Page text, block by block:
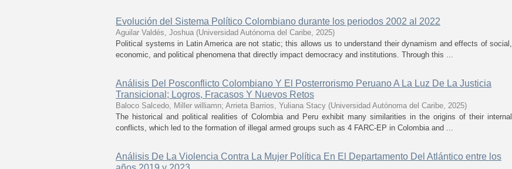
Evolución del Sistema Político Colombiano durante los periodos 2002 al 2022
Aguilar Valdés, Joshua (Universidad Autónoma del Caribe, 2025)
Political systems in Latin America are not static; this allows us to understand their dynamism and effects of social,
economic, and political phenomena that directly impact democracy and institutions. Through this ...
Análisis Del Posconflicto Colombiano Y El Posterrorismo Peruano A La Luz De La Justicia
Transicional; Logros, Fracasos Y Nuevos Retos
Baloco Salcedo, Miller williamn; Arrieta Barrios, Yuliana Stacy (Universidad Autónoma del Caribe, 2025)
The historical and political realities of Colombia and Peru exhibit many similarities in the origins of their internal
conflicts, which led to the formation of illegal armed groups such as 4 FARC-EP in Colombia and ...
Análisis De La Violencia Contra La Mujer Política En El Departamento Del Atlántico entre los